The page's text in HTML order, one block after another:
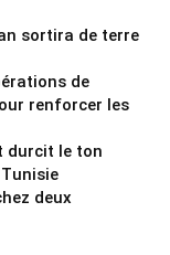
sortira de terre
de
renforcer les
durcit le ton
deux